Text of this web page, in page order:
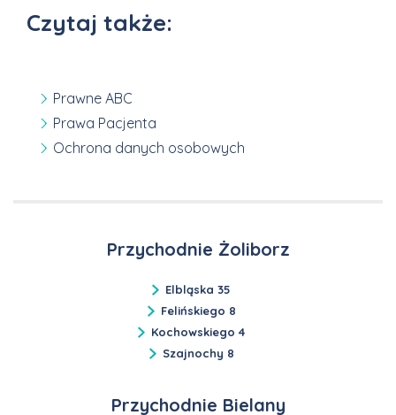
Czytaj także:
Prawne ABC
Prawa Pacjenta
Ochrona danych osobowych
Przychodnie Żoliborz
Elbląska 35
Felińskiego 8
Kochowskiego 4
Szajnochy 8
Przychodnie Bielany